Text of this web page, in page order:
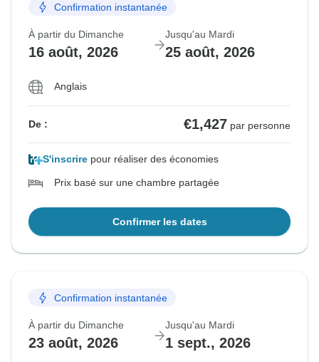
Confirmation instantanée
À partir du Dimanche
16 août, 2026
Jusqu'au Mardi
25 août, 2026
Anglais
De : €1,427 par personne
S'inscrire pour réaliser des économies
Prix basé sur une chambre partagée
Confirmer les dates
Confirmation instantanée
À partir du Dimanche
23 août, 2026
Jusqu'au Mardi
1 sept., 2026